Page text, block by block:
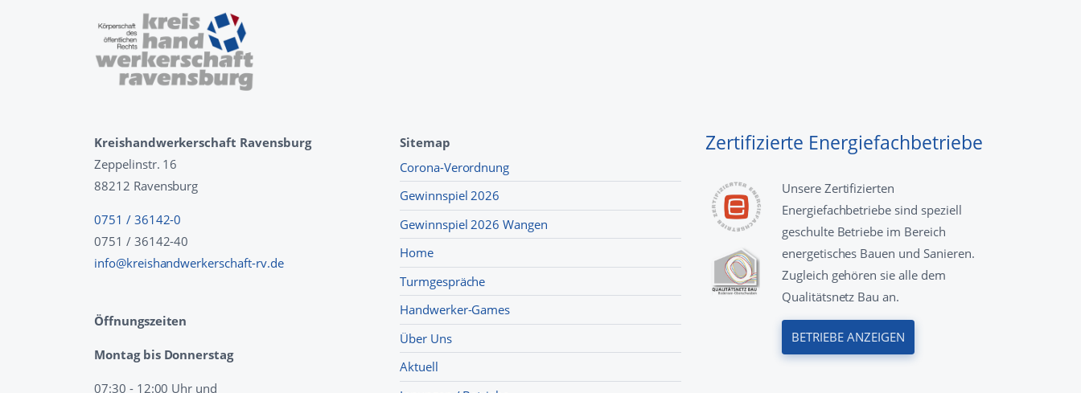
Kreishandwerkerschaft Ravensburg
Zeppelinstr. 16
88212 Ravensburg
0751 / 36142-0
0751 / 36142-40
info@kreishandwerkerschaft-rv.de
Öffnungszeiten
Montag bis Donnerstag
07:30 - 12:00 Uhr und
Sitemap
Corona-Verordnung
Gewinnspiel 2026
Gewinnspiel 2026 Wangen
Home
Turmgespräche
Handwerker-Games
Über Uns
Aktuell
Zertifizierte Energiefachbetriebe
Unsere Zertifizierten
Energiefachbetriebe sind speziell
geschulte Betriebe im Bereich
energetisches Bauen und Sanieren.
Zugleich gehören sie alle dem
Qualitätsnetz Bau an.
BETRIEBE ANZEIGEN